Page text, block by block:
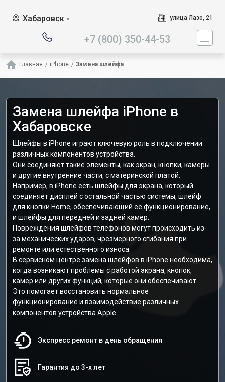
Хабаровск ▼ улица Лазо, 21
+7 (800) 350-44-53
Главная / iPhone / Замена шлейфа
Замена шлейфа iPhone в
Хабаровске
Шлейфы в iPhone играют ключевую роль в подключении
различных компонентов устройства.
Они соединяют такие элементы, как экран, кнопки, камеры
и другие внутренние части, с материнской платой.
Например, в iPhone есть шлейфы для экрана, который
соединяет дисплей с остальной частью системы, шлейф
для кнопки Home, обеспечивающий её функционирование,
и шлейфы для передней и задней камер.
Повреждения шлейфов телефонов могут происходить из-
за механических ударов, чрезмерного сгибания при
ремонте или естественного износа.
В сервисном центре замена шлейфов в iPhone необходима,
когда возникают проблемы с работой экрана, кнопок,
камер или других функций, которые они обеспечивают.
Это помогает восстановить нормальное
функционирование и взаимодействие различных
компонентов устройства Apple.
Экспресс ремонт в день обращения
Гарантия до 3-х лет